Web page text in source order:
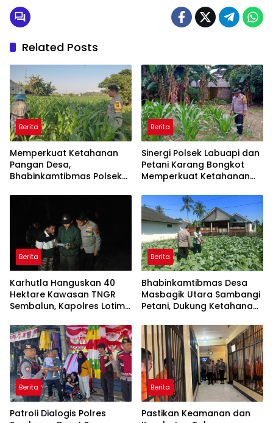
Related Posts
Berita
Memperkuat Ketahanan
Pangan Desa,
Bhabinkamtibmas Polsek
Kuranji Dalang
Berita
Sinergi Polsek Labuapi dan
Petani Karang Bongkot
Memperkuat Ketahanan
Berita
Karhutla Hanguskan 40
Hektare Kawasan TNGR
Sembalun, Kapolres Lotim
Api
Berita
Bhabinkamtibmas Desa
Masbagik Utara Sambangi
Petani, Dukung Ketahanan
Pangan
Berita
Patroli Dialogis Polres
Berita
Pastikan Keamanan dan